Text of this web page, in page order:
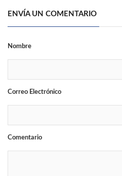
ENVÍA UN COMENTARIO
Nombre
Correo Electrónico
Comentario